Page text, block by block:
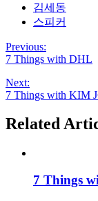
김세동
스피커
Previous:
7 Things with DHL
Next:
7 Things with KIM
Related
7 Things